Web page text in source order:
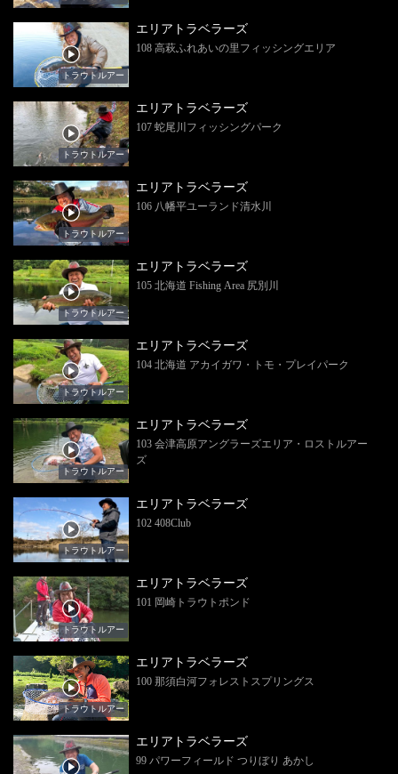
トラウトルアー
エリアトラベラーズ
108 高萩ふれあいの里フィッシングエリア
トラウトルアー
エリアトラベラーズ
107 蛇尾川フィッシングパーク
トラウトルアー
エリアトラベラーズ
106 八幡平ユーランド清水川
トラウトルアー
エリアトラベラーズ
105 北海道 Fishing Area 尻別川
トラウトルアー
エリアトラベラーズ
104 北海道 アカイガワ・トモ・プレイパーク
トラウトルアー
エリアトラベラーズ
103 会津高原アングラーズエリア・ロストルアー
ズ
トラウトルアー
エリアトラベラーズ
102 408Club
トラウトルアー
エリアトラベラーズ
101 岡崎トラウトポンド
トラウトルアー
エリアトラベラーズ
100 那須白河フォレストスプリングス
エリアトラベラーズ
99 パワーフィールド つりぼり あかし